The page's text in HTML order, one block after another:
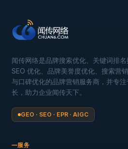
闻传网络是品牌搜索优化、关键词排
SEO 优化、品牌美誉度优化、搜索营
与口碑优化的品牌营销服务商，并专
长，助力企业闻传天下。
GEO · SEO · EPR · AIGC
服务